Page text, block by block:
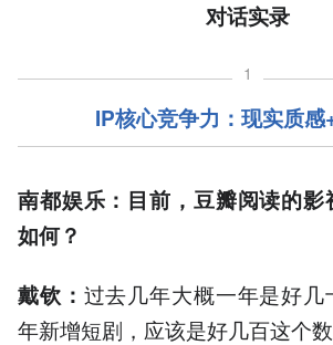
对话实录
1
IP核心竞争力：现实质感
南都娱乐：目前，豆瓣阅读的
如何？
戴钦： 过去几年大概一年是好几
年新增短剧，应该是好几百这个数